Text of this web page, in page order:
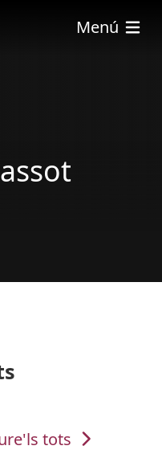
Menú
tots